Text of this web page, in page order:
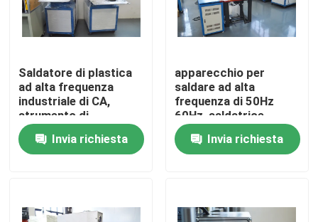
Casa
Contatti
Saldatore di plastica
ad alta frequenza
industriale di CA,
strumento di
saldatura veloce
multifunzionale
Invia richiesta
apparecchio per
saldare ad alta
frequenza di 50Hz
60Hz, saldatrice
multifunzionale di HF
Invia richiesta